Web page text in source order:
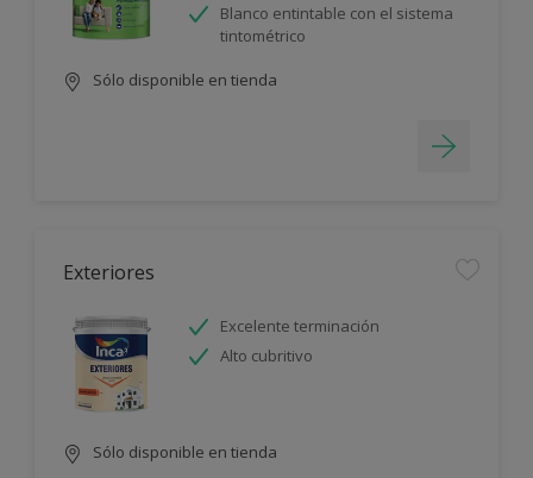
Blanco entintable con el sistema
tintométrico
Sólo disponible en tienda
Exteriores
Excelente terminación
Alto cubritivo
Sólo disponible en tienda